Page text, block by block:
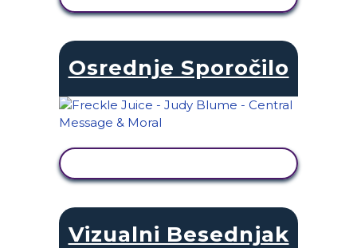
Osrednje Sporočilo
Vizualni Besednjak